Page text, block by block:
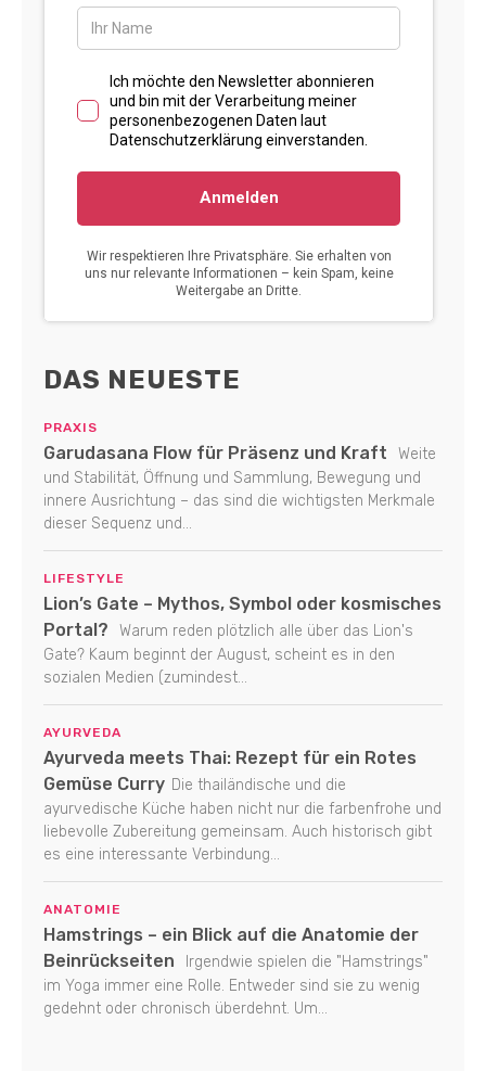
DAS NEUESTE
PRAXIS
Garudasana Flow für Präsenz und Kraft
Weite
und Stabilität, Öffnung und Sammlung, Bewegung und
innere Ausrichtung – das sind die wichtigsten Merkmale
dieser Sequenz und...
LIFESTYLE
Lion’s Gate – Mythos, Symbol oder kosmisches
Portal?
Warum reden plötzlich alle über das Lion's
Gate? Kaum beginnt der August, scheint es in den
sozialen Medien (zumindest...
AYURVEDA
Ayurveda meets Thai: Rezept für ein Rotes
Gemüse Curry Die thailändische und die
ayurvedische Küche haben nicht nur die farbenfrohe und
liebevolle Zubereitung gemeinsam. Auch historisch gibt
es eine interessante Verbindung...
ANATOMIE
Hamstrings – ein Blick auf die Anatomie der
Beinrückseiten
Irgendwie spielen die "Hamstrings"
im Yoga immer eine Rolle. Entweder sind sie zu wenig
gedehnt oder chronisch überdehnt. Um...